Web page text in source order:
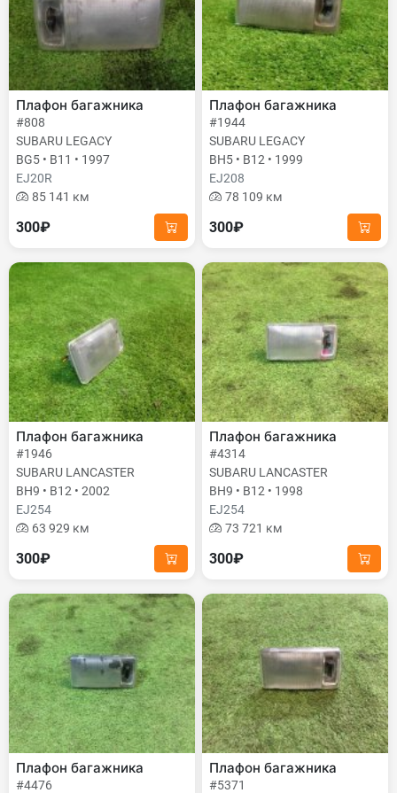
Плафон багажника
#808
SUBARU LEGACY
BG5 • B11 • 1997
EJ20R
85 141 км
300₽
Плафон багажника
#1944
SUBARU LEGACY
BH5 • B12 • 1999
EJ208
78 109 км
300₽
Плафон багажника
#1946
SUBARU LANCASTER
BH9 • B12 • 2002
EJ254
63 929 км
300₽
Плафон багажника
#4314
SUBARU LANCASTER
BH9 • B12 • 1998
EJ254
73 721 км
300₽
Плафон багажника
#4476
Плафон багажника
#5371